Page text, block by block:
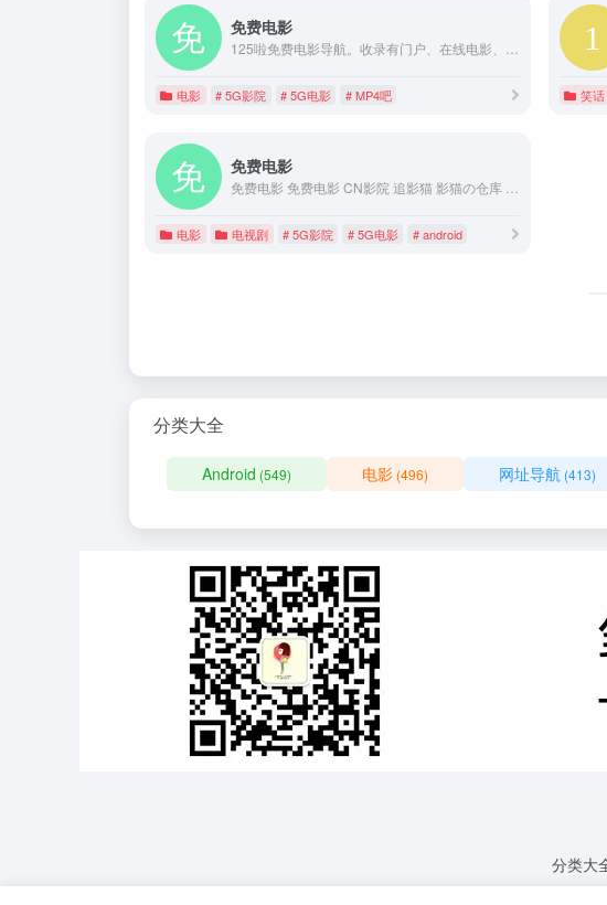
免费电影
电影 # 5G影院 # 5G电影 # MP4吧 笑话
免费电影
电影 电视剧 # 5G影院 # 5G电影 # android
分类大全
Android (549) 电影 (496) 网址导航 (413)
分类大